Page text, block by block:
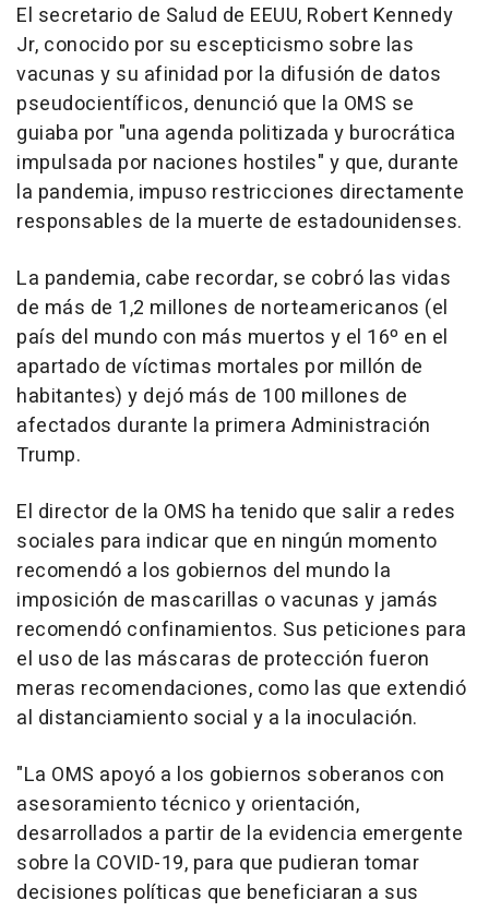
El secretario de Salud de EEUU, Robert Kennedy
Jr, conocido por su escepticismo sobre las
vacunas y su afinidad por la difusión de datos
pseudocientíficos, denunció que la OMS se
guiaba por "una agenda politizada y burocrática
impulsada por naciones hostiles" y que, durante
la pandemia, impuso restricciones directamente
responsables de la muerte de estadounidenses.
La pandemia, cabe recordar, se cobró las vidas
de más de 1,2 millones de norteamericanos (el
país del mundo con más muertos y el 16º en el
apartado de víctimas mortales por millón de
habitantes) y dejó más de 100 millones de
afectados durante la primera Administración
Trump.
El director de la OMS ha tenido que salir a redes
sociales para indicar que en ningún momento
recomendó a los gobiernos del mundo la
imposición de mascarillas o vacunas y jamás
recomendó confinamientos. Sus peticiones para
el uso de las máscaras de protección fueron
meras recomendaciones, como las que extendió
al distanciamiento social y a la inoculación.
"La OMS apoyó a los gobiernos soberanos con
asesoramiento técnico y orientación,
desarrollados a partir de la evidencia emergente
sobre la COVID-19, para que pudieran tomar
decisiones políticas que beneficiaran a sus